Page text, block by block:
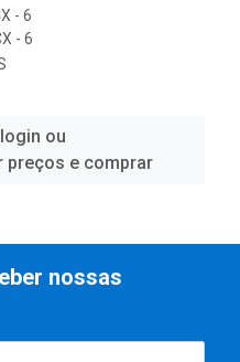
- 6
- 6
ou
preços e comprar
nossas